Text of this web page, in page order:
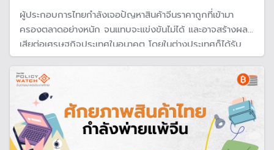
ผู้ประกอบการไทยกำลังเจอปัญหาสินค้าจีนราคาถูกที่เข้ามา
ครองตลาดอย่างหนัก จนแทบจะแข่งขันไม่ได้ และอาจสร้างผล
เสียต่อเศรษฐกิจประเทศในอนาคต โดยในต่างประเทศก็ได้รับ
ผลกระทบนี้เช่นกัน และก็มีมาตรการต่าง ๆ ออกมารับมือสินค้า
จีน เพื่อปกป้องผู้ประกอบการในประเทศของตนเอง